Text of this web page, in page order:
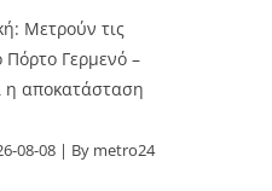
Μετρούν τις
Γερμενό –
η αποκατάσταση
08-08 By metro24